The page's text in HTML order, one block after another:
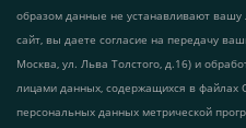
образом данные не устанавливают вашу
сайт, вы даете согласие на передачу
Москва, ул. Льва Толстого, д.16) и
лицами данных, содержащихся в файлах
персональных данных метрической